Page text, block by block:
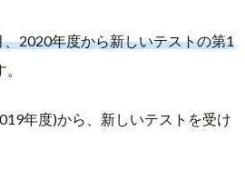
、2020年度から新しいテストの第1
年度)から、新しいテストを受け